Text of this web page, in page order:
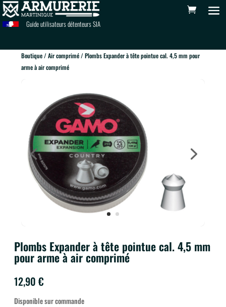
Guide utilisateurs détenteurs SIA
Boutique/Air comprimé/ Plombs Expander à tête pointue cal. 4,5 mm pour
arme à air comprimé
Plombs Expander à tête pointue cal. 4,5 mm
pour arme à air comprimé
12,90 €
Disponible sur commande